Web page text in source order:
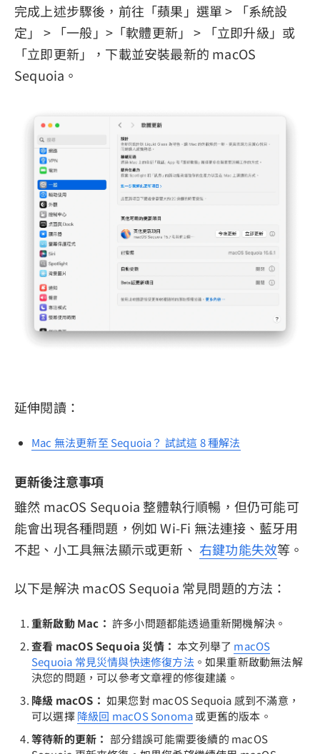
完成上述步驟後，前往「蘋果」選單 > 「系統設
定」 > 「一般」>「軟體更新」 > 「立即升級」或
「立即更新」，下載並安裝最新的 macOS
Sequoia。
延伸閱讀：
Mac 無法更新至 Sequoia？ 試試這 8 種解法
更新後注意事項
雖然 macOS Sequoia 整體執行順暢，但仍可能可
能會出現各種問題，例如 Wi-Fi 無法連接、藍牙用
不起、小工具無法顯示或更新、 右鍵功能失效等。
以下是解決 macOS Sequoia 常見問題的方法：
重新啟動 Mac： 許多小問題都能透過重新開機解決。
查看 macOS Sequoia 災情： 本文列舉了 macOS
Sequoia 常見災情與快速修復方法 。如果重新啟動無法解
決您的問題，可以參考文章裡的修復建議。
降級 macOS： 如果您對 macOS Sequoia 感到不滿意，
可以選擇降級回 macOS Sonoma或更舊的版本。
等待新的更新： 部分錯誤可能需要後續的 macOS